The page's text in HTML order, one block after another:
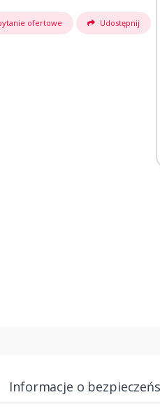
ofertowe Udostępnij
Informacje o